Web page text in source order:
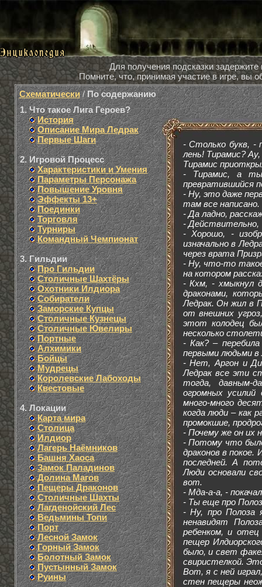
Для получения подсказки
Помните, что, принимая участие в игре, вы
Схематически/По содержанию
1. Что такое Лига Героев?
История
Описание Мира Ледрак
Первые Шаги
2. Игровой Процесс
Характеристики и Умения
Параметры Персонажа
Повышение Уровня
Эффекты 13+
Поединки
Торговля
Турниры
Командный Чемпионат
3. Гильдии
Про Гильдии
Столичные Шахтёры
Охотники Илдиора
Собиратели
Заморские Купцы
Столичные Кузнецы
Столичные Ювелиры
Портные
Алхимики
Бойцы
Мудрецы
Королевские Лабоходы
Квестовые
4. Локации
Карта мира
Столица
Илдиор
Лагерь Наёмников
Башня Хаоса
Замок Паладинов
Долина Магов
Пещеры Драконов
Столичные Шахты
Лагденойский Лес
Ведьмины Топи
Порт
Лесной Замок
Горный Замок
Болотный Замок
Пустынный Замок
Руины
- Cтолько букв, -
лень! Тирамис?
Тирамис
- Тирамис, а ты
превратившийся
- Ну, это даже
там все написано.
- Да ладно,
- Действительно,
- Хорошо, -
изначально в
через врата
- Ну, что-то такое
на котором
- Кхм, - хмыкнул
драконами,
Ледрак. Он жил в
от внешних
этот колодец
несколько
- Как? –
первыми людьми в
- Нет, Аргон и
Ледрак все эти
тогда, давным-
огромных усилий
много-много
когда люди – как
промокшие,
- Почему же он их
- Потому что
драконов в
последней. А
Люди основали
вот.
- Мда-а-а, -
- Ты еще про
- Ну, про Полоза
ненавидят
ребенком, и
пещер
было, и свет
свиристелкой.
Вот, я с ней
стен пещеры